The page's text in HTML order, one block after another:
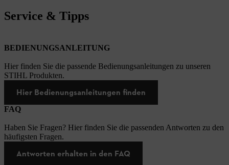
Service & Tipps
BEDIENUNGSANLEITUNG
Hier finden Sie die passende Bedienungsanleitungen zu unseren
STIHL Produkten.
Hier Bedienungsanleitungen finden
FAQ
Haben Sie Fragen? Hier finden Sie die passenden Antworten zu den
häufigsten Fragen.
Antworten erhalten in den FAQ